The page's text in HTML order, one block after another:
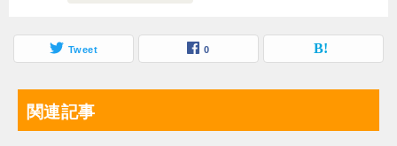
Tweet 0
関連記事